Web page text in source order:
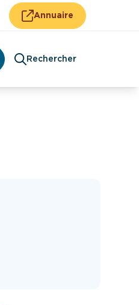
Annuaire
Rechercher